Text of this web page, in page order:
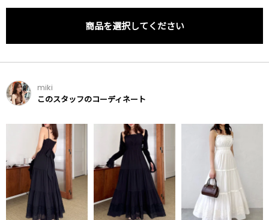
商品を選択してください
miki
このスタッフのコーディネート